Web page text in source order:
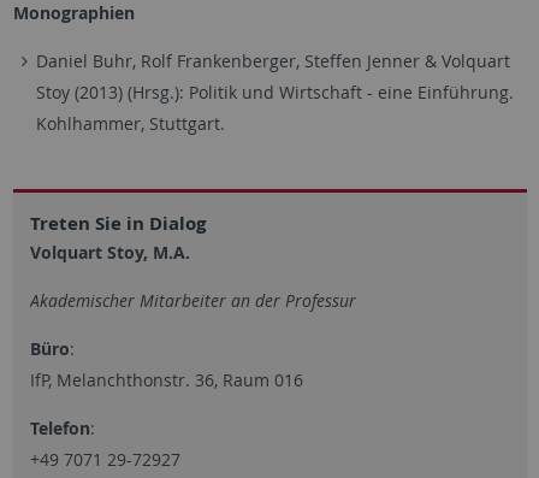
Monographien
Daniel Buhr, Rolf Frankenberger, Steffen Jenner & Volquart
Stoy (2013) (Hrsg.): Politik und Wirtschaft - eine Einführung.
Kohlhammer, Stuttgart.
Treten Sie in Dialog
Volquart Stoy, M.A.
Akademischer Mitarbeiter an der Professur
Büro:
IfP, Melanchthonstr. 36, Raum 016
Telefon:
+49 7071 29-72927